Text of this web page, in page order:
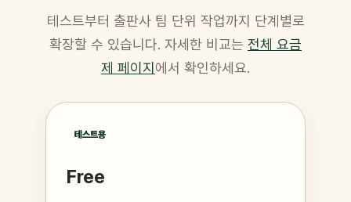
테스트부터 출판사 팀 단위 작업까지 단계별로
확장할 수 있습니다. 자세한 비교는 전체 요금
제 페이지 에서 확인하세요.
테스트용
Free